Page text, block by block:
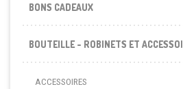
BONS CADEAUX
BOUTEILLE - ROBINETS ET
ACCESSOIRES